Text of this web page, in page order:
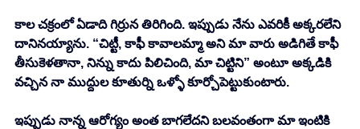
కాల చక్రంలో ఏడాది గిర్రున తిరిగింది. ఇప్పుడు నేను ఎవరికీ అక్కరలేని
దానినయ్యాను. “చిట్టీ, కాఫీ కావాలమ్మా అని మా వారు అడిగితే కాఫీ
తీసుకెళతానా, నిన్ను కాదు పిలిచింది, మా చిట్టిని” అంటూ అక్కడికి
వచ్చిన నా ముద్దుల కూతుర్ని ఒళ్ళో కూర్చోపెట్టుకుంటారు.
ఇప్పుడు నాన్న ఆరోగ్యం అంత బాగలేదని బలవంతంగా మా ఇంటికి